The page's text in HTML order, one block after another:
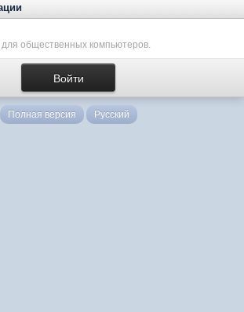
общественных компьютеров.
Полная версия Русский